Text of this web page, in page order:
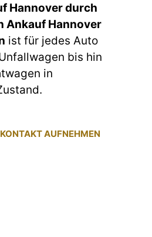
Hannover durch
Ankauf Hannover
ist für jedes Auto
bis hin
in
AUFNEHMEN